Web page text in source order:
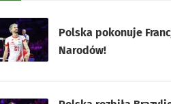
Polska pokonuje
Narodów!